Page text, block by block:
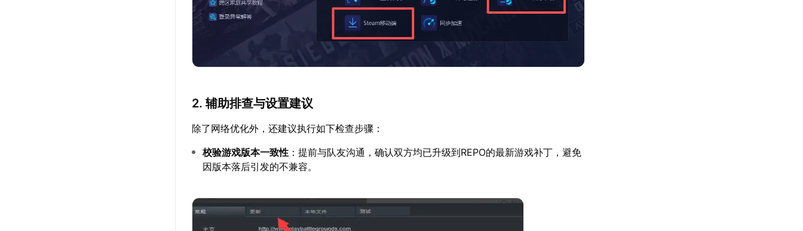
2. 辅助排查与设置建议
除了网络优化外，还建议执行如下检查步骤：
校验游戏版本一致性 ：提前与队友沟通，确认双方均已升级到REPO的最新游戏补丁，避免
因版本落后引发的不兼容。